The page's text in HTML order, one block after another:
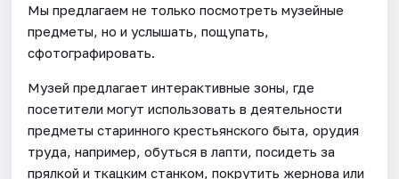
Мы предлагаем не только посмотреть музейные
предметы, но и услышать, пощупать,
сфотографировать.
Музей предлагает интерактивные зоны, где
посетители могут использовать в деятельности
предметы старинного крестьянского быта, орудия
труда, например, обуться в лапти, посидеть за
прялкой и ткацким станком, покрутить жернова или